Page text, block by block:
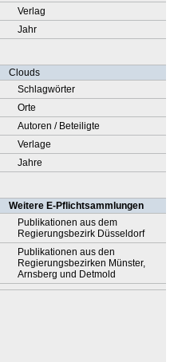
Verlag
Jahr
Clouds
Schlagwörter
Orte
Autoren / Beteiligte
Verlage
Jahre
Weitere E-Pflichtsammlungen
Publikationen aus dem
Regierungsbezirk Düsseldorf
Publikationen aus den
Regierungsbezirken Münster,
Arnsberg und Detmold